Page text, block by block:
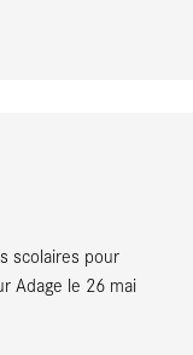
scolaires pour
Adage le 26 mai